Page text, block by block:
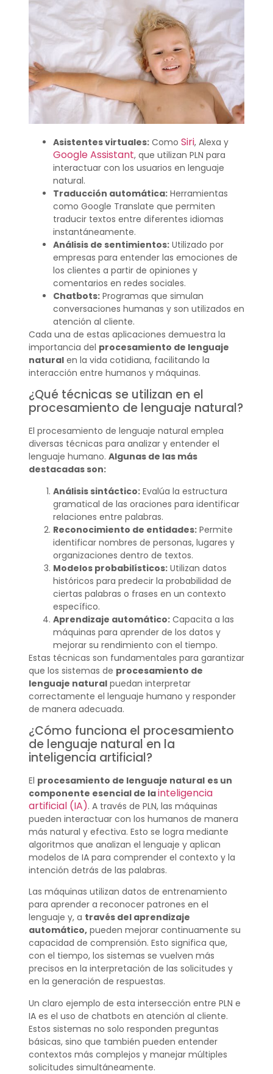
Asistentes virtuales:Como Siri, Alexa y
Google Assistant, que utilizan PLN para
interactuar con los usuarios en lenguaje
natural.
Traducción automática:Herramientas
como Google Translate que permiten
traducir textos entre diferentes idiomas
instantáneamente.
Análisis de sentimientos:Utilizado por
empresas para entender las emociones de
los clientes a partir de opiniones y
comentarios en redes sociales.
Chatbots:Programas que simulan
conversaciones humanas y son utilizados en
atención al cliente.
Cada una de estas aplicaciones demuestra la
importancia del procesamiento de lenguaje
naturalen la vida cotidiana, facilitando la
interacción entre humanos y máquinas.
¿Qué técnicas se utilizan en el
procesamiento de lenguaje natural?
El procesamiento de lenguaje natural emplea
diversas técnicas para analizar y entender el
lenguaje humano. Algunas de las más
destacadas son:
Análisis sintáctico:Evalúa la estructura
gramatical de las oraciones para identificar
relaciones entre palabras.
Reconocimiento de entidades:Permite
identificar nombres de personas, lugares y
organizaciones dentro de textos.
Modelos probabilísticos:Utilizan datos
históricos para predecir la probabilidad de
ciertas palabras o frases en un contexto
específico.
Aprendizaje automático:Capacita a las
máquinas para aprender de los datos y
mejorar su rendimiento con el tiempo.
Estas técnicas son fundamentales para garantizar
que los sistemas de procesamiento de
lenguaje naturalpuedan interpretar
correctamente el lenguaje humano y responder
de manera adecuada.
¿Cómo funciona el procesamiento
de lenguaje natural en la
inteligencia artificial?
El procesamiento de lenguaje natural es un
componente esencial de lainteligencia
artificial (IA). A través de PLN, las máquinas
pueden interactuar con los humanos de manera
más natural y efectiva. Esto se logra mediante
algoritmos que analizan el lenguaje y aplican
modelos de IA para comprender el contexto y la
intención detrás de las palabras.
Las máquinas utilizan datos de entrenamiento
para aprender a reconocer patrones en el
lenguaje y, a través del aprendizaje
automático,pueden mejorar continuamente su
capacidad de comprensión. Esto significa que,
con el tiempo, los sistemas se vuelven más
precisos en la interpretación de las solicitudes y
en la generación de respuestas.
Un claro ejemplo de esta intersección entre PLN e
IA es el uso de chatbots en atención al cliente.
Estos sistemas no solo responden preguntas
básicas, sino que también pueden entender
contextos más complejos y manejar múltiples
solicitudes simultáneamente.